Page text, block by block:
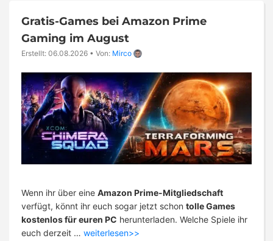
Gratis-Games bei Amazon Prime
Gaming im August
Erstellt: 06.08.2026 • Von: Mirco
Wenn ihr über eine Amazon Prime-Mitgliedschaft
verfügt, könnt ihr euch sogar jetzt schon tolle Games
kostenlos für euren PC herunterladen. Welche Spiele ihr
euch derzeit … weiterlesen>>